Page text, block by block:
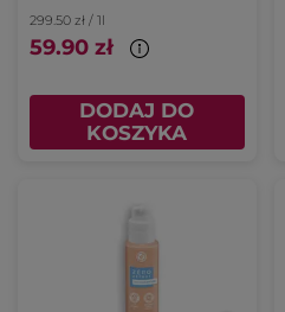
299.50 zł / 1l
59.90 zł
DODAJ DO
KOSZYKA